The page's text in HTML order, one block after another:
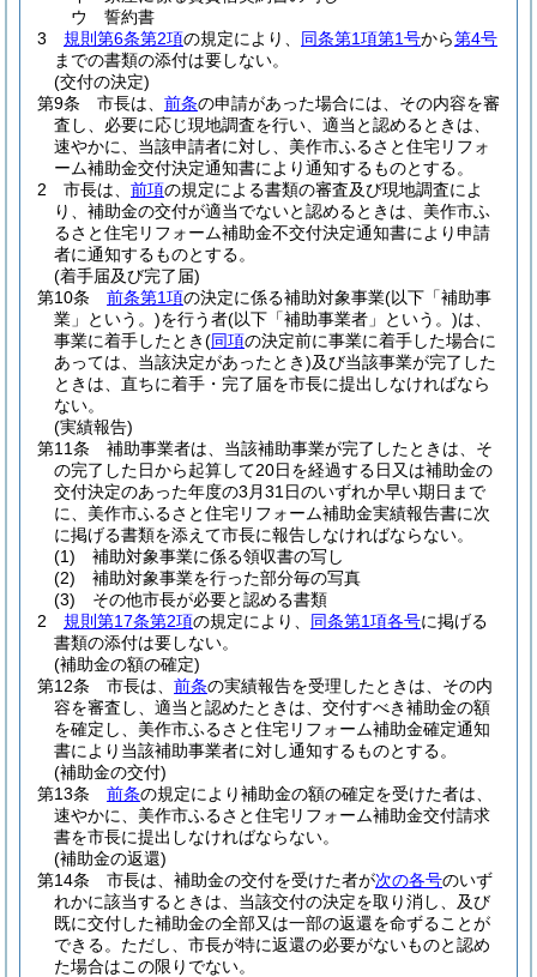
ウ
誓約書
3
規則第6条第2項の規定により、 同条第1項第1号から第4号
までの書類の添付は要しない。
(交付の決定)
第9条
市長は、 前条の申請があった場合には、その内容を審
査し、必要に応じ現地調査を行い、適当と認めるときは、
速やかに、当該申請者に対し、美作市ふるさと住宅リフォ
ーム補助金交付決定通知書により通知するものとする。
2
市長は、 前項の規定による書類の審査及び現地調査によ
り、補助金の交付が適当でないと認めるときは、美作市ふ
るさと住宅リフォーム補助金不交付決定通知書により申請
者に通知するものとする。
(着手届及び完了届)
第10条
前条第1項の決定に係る補助対象事業(以下「補助事
業」という。)を行う者(以下「補助事業者」という。)は、
事業に着手したとき(同項の決定前に事業に着手した場合に
あっては、当該決定があったとき)及び当該事業が完了した
ときは、直ちに着手・完了届を市長に提出しなければなら
ない。
(実績報告)
第11条
補助事業者は、当該補助事業が完了したときは、そ
の完了した日から起算して20日を経過する日又は補助金の
交付決定のあった年度の3月31日のいずれか早い期日まで
に、美作市ふるさと住宅リフォーム補助金実績報告書に次
に掲げる書類を添えて市長に報告しなければならない。
(1)
補助対象事業に係る領収書の写し
(2)
補助対象事業を行った部分毎の写真
(3)
その他市長が必要と認める書類
2
規則第17条第2項の規定により、 同条第1項各号に掲げる
書類の添付は要しない。
(補助金の額の確定)
第12条
市長は、 前条の実績報告を受理したときは、その内
容を審査し、適当と認めたときは、交付すべき補助金の額
を確定し、美作市ふるさと住宅リフォーム補助金確定通知
書により当該補助事業者に対し通知するものとする。
(補助金の交付)
第13条
前条の規定により補助金の額の確定を受けた者は、
速やかに、美作市ふるさと住宅リフォーム補助金交付請求
書を市長に提出しなければならない。
(補助金の返還)
第14条
市長は、補助金の交付を受けた者が次の各号のいず
れかに該当するときは、当該交付の決定を取り消し、及び
既に交付した補助金の全部又は一部の返還を命ずることが
できる。 ただし、市長が特に返還の必要がないものと認め
た場合はこの限りでない。